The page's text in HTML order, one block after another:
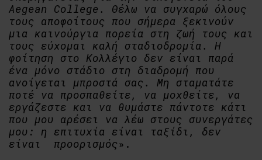
Aegean College. Θέλω να συγχαρώ όλους
τους αποφοίτους που σήμερα ξεκινούν
μια καινούργια πορεία στη ζωή τους και
τους εύχομαι καλή σταδιοδρομία. Η
φοίτηση στο Κολλέγιο δεν είναι παρά
ένα μόνο στάδιο στη διαδρομή που
ανοίγεται μπροστά σας. Μη σταματάτε
ποτέ να προσπαθείτε, να μοχθείτε, να
εργάζεστε και να θυμάστε πάντοτε κάτι
που μου αρέσει να λέω στους συνεργάτες
μου: η επιτυχία είναι ταξίδι, δεν
είναι προορισμός».